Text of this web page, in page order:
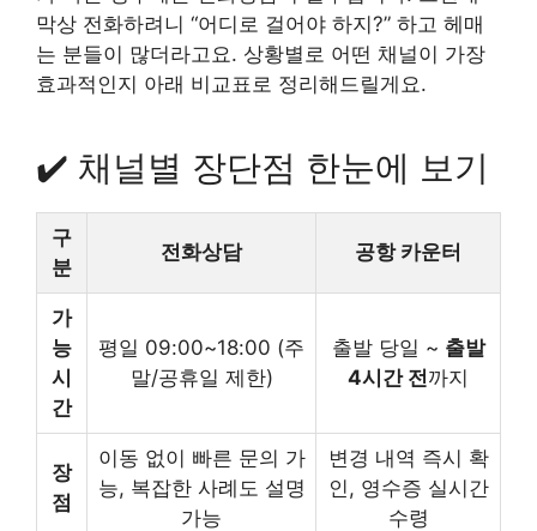
막상 전화하려니 “어디로 걸어야 하지?” 하고 헤매
는 분들이 많더라고요. 상황별로 어떤 채널이 가장
효과적인지 아래 비교표로 정리해드릴게요.
✔️ 채널별 장단점 한눈에 보기
구
분
전화상담 공항 카운터
가
능
시
간
평일 09:00~18:00 (주
말/공휴일 제한)
출발 당일 ~ 출발
4시간 전까지
장
점
이동 없이 빠른 문의 가
능, 복잡한 사례도 설명
가능
변경 내역 즉시 확
인, 영수증 실시간
수령